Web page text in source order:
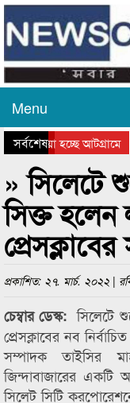
Menu
সর্বশেষ
যাওয়া হচ্ছে আটগ্রামে
পুরস্কার বিতরণ সম্পন্ন
» সিলেটে
সিক্ত হলেন
প্রকাশিত: ২৭. মার্চ. ২০২২ |
চেম্বার ডেস্ক:সিলেটে
প্রেসক্লাবের নব
সম্পাদক তাইসির
জিন্দাবাজারের একটি
সিলেট সিটি